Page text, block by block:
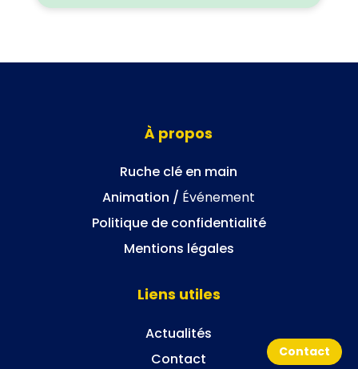
À propos
Ruche clé en main
Animation / Événement
Politique de confidentialité
Mentions légales
Liens utiles
Actualités
Contact
Contact